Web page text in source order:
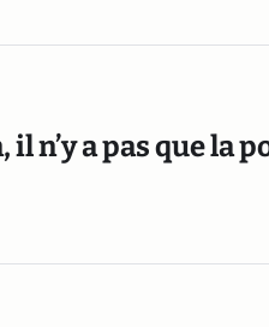
n’y a pas que la